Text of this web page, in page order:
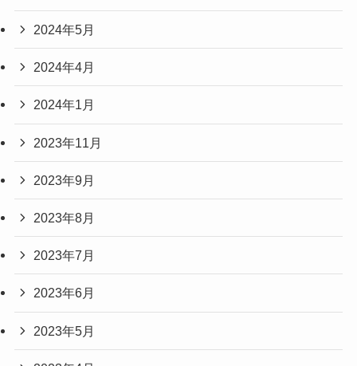
2024年5月
2024年4月
2024年1月
2023年11月
2023年9月
2023年8月
2023年7月
2023年6月
2023年5月